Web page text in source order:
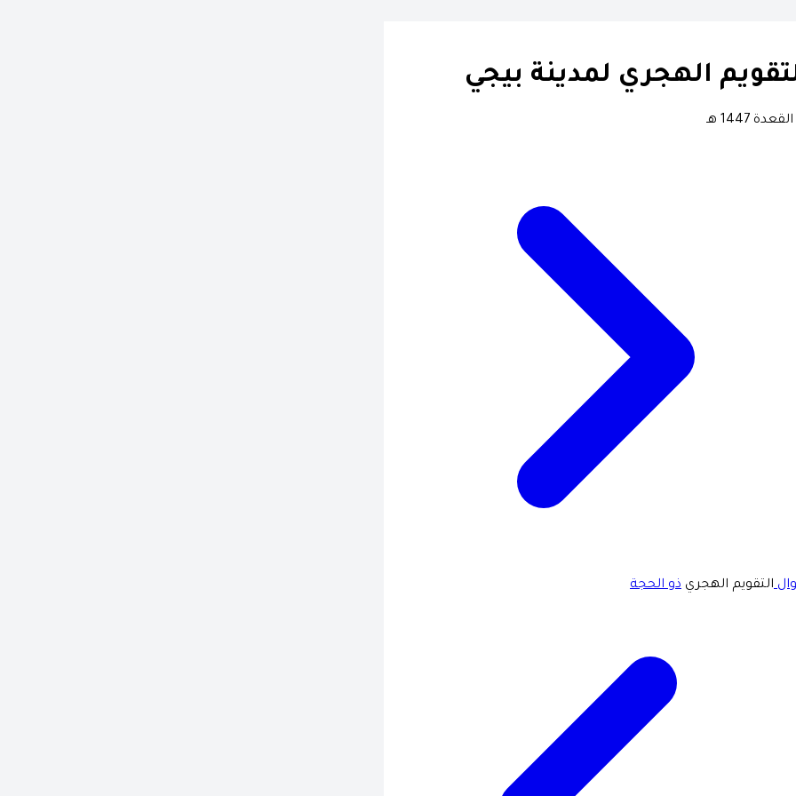
الهجري لمدينة بيجي
1447 هـ
التقويم الهجري ذو الحجة